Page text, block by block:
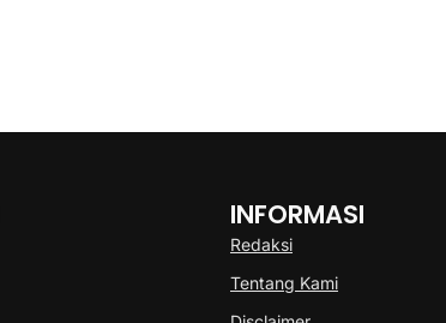
INFORMASI
Redaksi
Tentang Kami